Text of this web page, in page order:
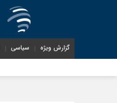
گزارش ویژه سیاسی